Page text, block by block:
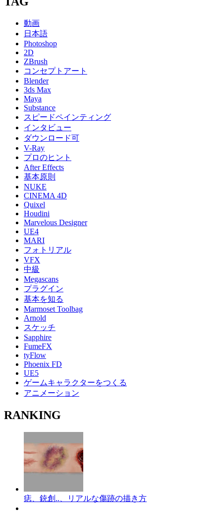
動画
日本語
Photoshop
2D
ZBrush
コンセプトアート
Blender
3ds Max
Maya
Substance
スピードペインティング
インタビュー
ダウンロード可
V-Ray
プロのヒント
After Effects
基本原則
NUKE
CINEMA 4D
Quixel
Houdini
Marvelous Designer
UE4
MARI
フォトリアル
VFX
中級
Megascans
プラグイン
基本を知る
Marmoset Toolbag
Arnold
スケッチ
Sapphire
FumeFX
tyFlow
Phoenix FD
UE5
ゲームキャラクターをつくる
アニメーション
RANKING
痣、銃創..、リアルな傷跡の描き方